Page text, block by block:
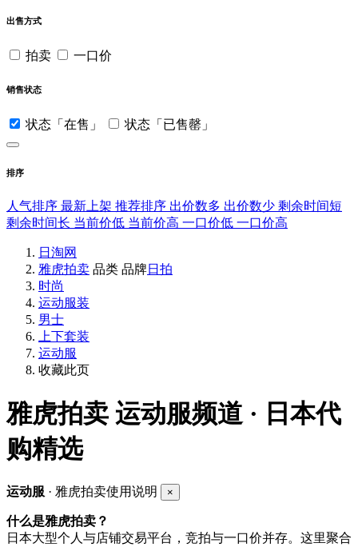
出售方式
拍卖 一口价
销售状态
状态「在售」 状态「已售罄」
排序
人气排序 最新上架 推荐排序 出价数多 出价数少 剩余时间短
剩余时间长 当前价低 当前价高 一口价低 一口价高
日淘网
雅虎拍卖 品类 品牌日拍
时尚
运动服装
男士
上下套装
运动服
收藏此页
雅虎拍卖 运动服频道 · 日本代
购精选
运动服 · 雅虎拍卖使用说明 ×
什么是雅虎拍卖？
日本大型个人与店铺交易平台，竞拍与一口价并存。这里聚合